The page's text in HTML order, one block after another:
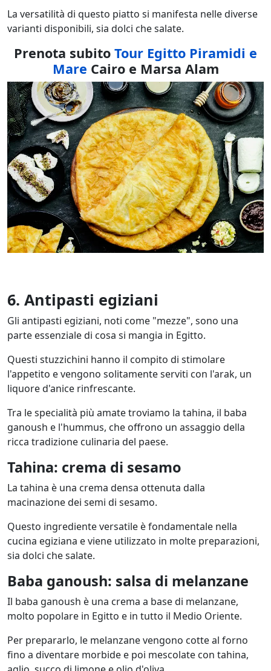
La versatilità di questo piatto si manifesta nelle diverse
varianti disponibili, sia dolci che salate.
Prenota subito Tour Egitto Piramidi e
Mare Cairo e Marsa Alam
6. Antipasti egiziani
Gli antipasti egiziani, noti come "mezze", sono una
parte essenziale di cosa si mangia in Egitto.
Questi stuzzichini hanno il compito di stimolare
l'appetito e vengono solitamente serviti con l'arak, un
liquore d'anice rinfrescante.
Tra le specialità più amate troviamo la tahina, il baba
ganoush e l'hummus, che offrono un assaggio della
ricca tradizione culinaria del paese.
Tahina: crema di sesamo
La tahina è una crema densa ottenuta dalla
macinazione dei semi di sesamo.
Questo ingrediente versatile è fondamentale nella
cucina egiziana e viene utilizzato in molte preparazioni,
sia dolci che salate.
Baba ganoush: salsa di melanzane
Il baba ganoush è una crema a base di melanzane,
molto popolare in Egitto e in tutto il Medio Oriente.
Per prepararlo, le melanzane vengono cotte al forno
fino a diventare morbide e poi mescolate con tahina,